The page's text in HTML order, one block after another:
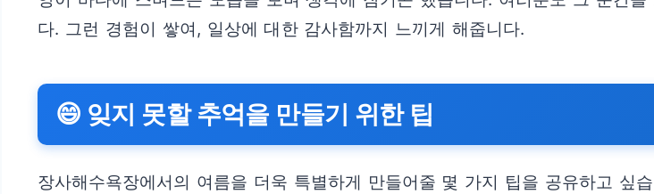
다. 그런 경험이 쌓여, 일상에 대한 감사함까지 느끼게 해줍니다.
😄 잊지 못할 추억을 만들기 위한 팁
장사해수욕장에서의 여름을 더욱 특별하게 만들어줄 몇 가지 팁을 공유하고 싶